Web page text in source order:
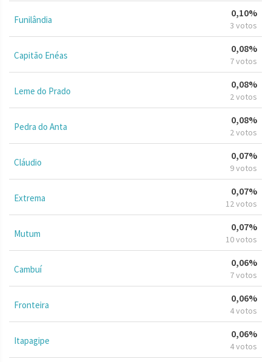
Funilândia
0,10%
3 votos
Capitão Enéas
0,08%
7 votos
Leme do Prado
0,08%
2 votos
Pedra do Anta
0,08%
2 votos
Cláudio
0,07%
9 votos
Extrema
0,07%
12 votos
Mutum
0,07%
10 votos
Cambuí
0,06%
7 votos
Fronteira
0,06%
4 votos
Itapagipe
0,06%
4 votos